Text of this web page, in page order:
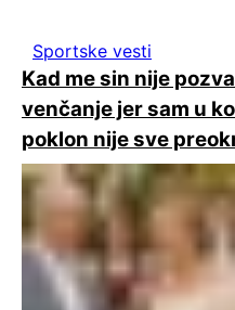
Sportske vesti
Kad me sin nije
venčanje jer sam u
poklon nije sve